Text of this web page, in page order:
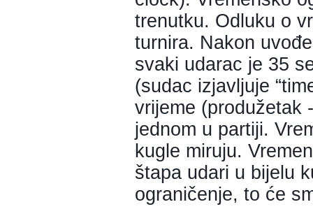
trenutku. Odluku o
turnira. Nakon
svaki udarac je 35
(sudac izjavljuje
vrijeme (produžetak
jednom u partiji.
kugle miruju.
štapa udari u bijelu
ograničenje, to će